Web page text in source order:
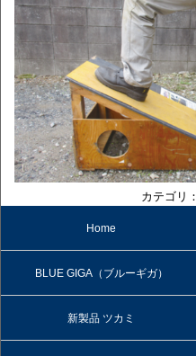
カテゴリ：
Home
BLUE GIGA（ブルーギガ）
新製品 ツカミ